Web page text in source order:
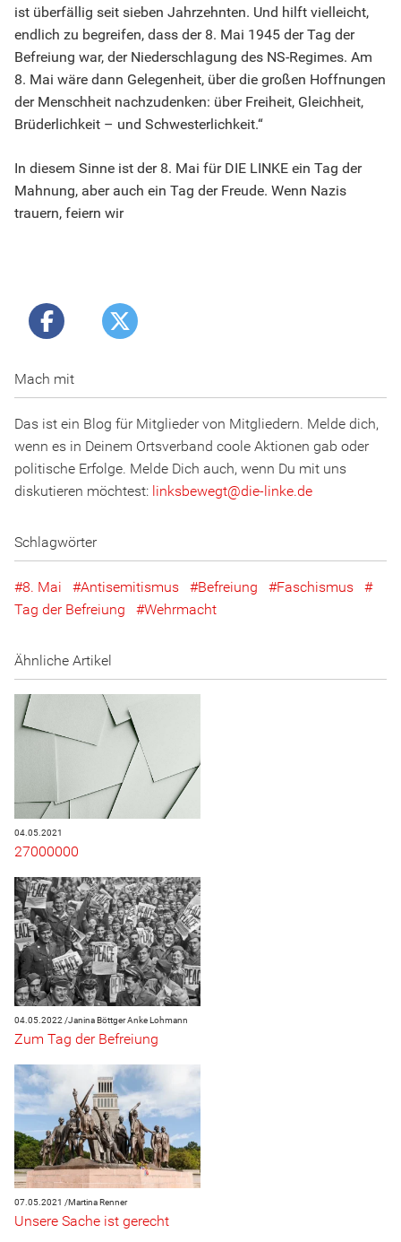
ist überfällig seit sieben Jahrzehnten. Und hilft vielleicht,
endlich zu begreifen, dass der 8. Mai 1945 der Tag der
Befreiung war, der Niederschlagung des NS-Regimes. Am
8. Mai wäre dann Gelegenheit, über die großen Hoffnungen
der Menschheit nachzudenken: über Freiheit, Gleichheit,
Brüderlichkeit – und Schwesterlichkeit.“
In diesem Sinne ist der 8. Mai für DIE LINKE ein Tag der
Mahnung, aber auch ein Tag der Freude. Wenn Nazis
trauern, feiern wir
Mach mit
Das ist ein Blog für Mitglieder von Mitgliedern. Melde dich,
wenn es in Deinem Ortsverband coole Aktionen gab oder
politische Erfolge. Melde Dich auch, wenn Du mit uns
diskutieren möchtest: linksbewegt@die-l inke.de
Schlagwörter
8. Mai Antisemitismus Befreiung
Faschismus
Tag der Befreiung
Wehrmacht
Ähnliche Artikel
04.05.2021
27000000
04.05.2022 /Janina BöttgerAnke Lohmann
Zum Tag der Befreiung
07.05.2021 /Martina Renner
Unsere Sache ist gerecht